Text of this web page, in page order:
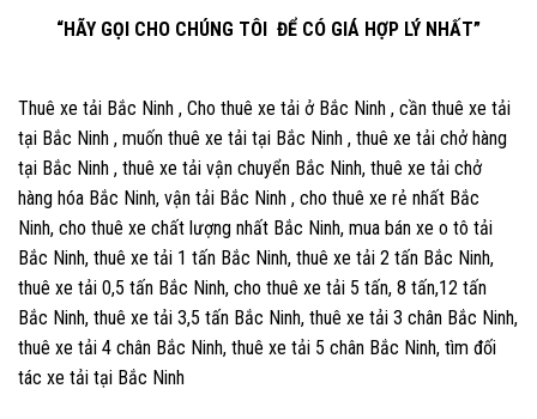
“HÃY GỌI CHO CHÚNG TÔI ĐỂ CÓ GIÁ HỢP LÝ NHẤT”
Thuê xe tải Bắc Ninh , Cho thuê xe tải ở Bắc Ninh , cần thuê xe tải
tại Bắc Ninh , muốn thuê xe tải tại Bắc Ninh , thuê xe tải chở hàng
tại Bắc Ninh , thuê xe tải vận chuyển Bắc Ninh, thuê xe tải chở
hàng hóa Bắc Ninh, vận tải Bắc Ninh , cho thuê xe rẻ nhất Bắc
Ninh, cho thuê xe chất lượng nhất Bắc Ninh, mua bán xe o tô tải
Bắc Ninh, thuê xe tải 1 tấn Bắc Ninh, thuê xe tải 2 tấn Bắc Ninh,
thuê xe tải 0,5 tấn Bắc Ninh, cho thuê xe tải 5 tấn, 8 tấn,12 tấn
Bắc Ninh, thuê xe tải 3,5 tấn Bắc Ninh, thuê xe tải 3 chân Bắc Ninh,
thuê xe tải 4 chân Bắc Ninh, thuê xe tải 5 chân Bắc Ninh, tìm đối
tác xe tải tại Bắc Ninh